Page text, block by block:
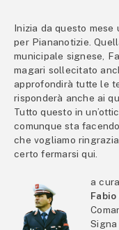
Inizia da questo mese
per Piananotizie.
municipale signese,
magari sollecitato
approfondirà tutte le
risponderà anche ai
Tutto questo in
comunque sta
che vogliamo
certo fermarsi qui.
a
Signa